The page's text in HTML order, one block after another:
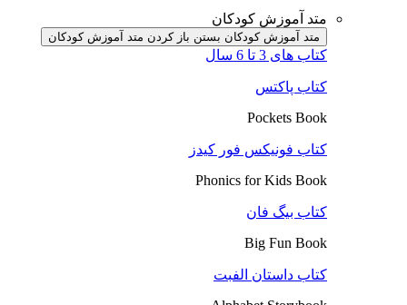
متد آموزش کودکان
متد آموزش کودکان بستن باز کردن متد آموزش کودکان
کتاب های 3 تا 6 سال
کتاب پاکتس
Pockets Book
کتاب فونیکس فور کیدز
Phonics for Kids Book
کتاب بیگ فان
Big Fun Book
کتاب داستان الفبت